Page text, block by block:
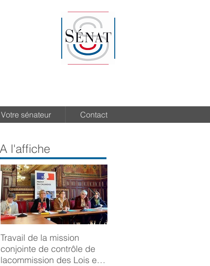
Votre sénateur Contact
A l'affiche
Travail de la mission
conjointe de contrôle de
lacommission des Lois et